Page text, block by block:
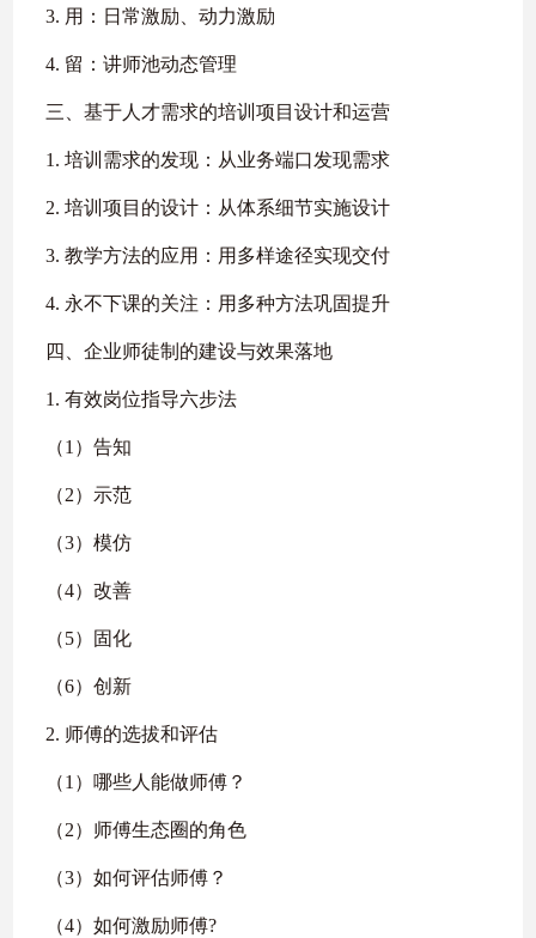
3. 用：日常激励、动力激励
4. 留：讲师池动态管理
三、基于人才需求的培训项目设计和运营
1. 培训需求的发现：从业务端口发现需求
2. 培训项目的设计：从体系细节实施设计
3. 教学方法的应用：用多样途径实现交付
4. 永不下课的关注：用多种方法巩固提升
四、企业师徒制的建设与效果落地
1. 有效岗位指导六步法
（1）告知
（2）示范
（3）模仿
（4）改善
（5）固化
（6）创新
2. 师傅的选拔和评估
（1）哪些人能做师傅？
（2）师傅生态圈的角色
（3）如何评估师傅？
（4）如何激励师傅?